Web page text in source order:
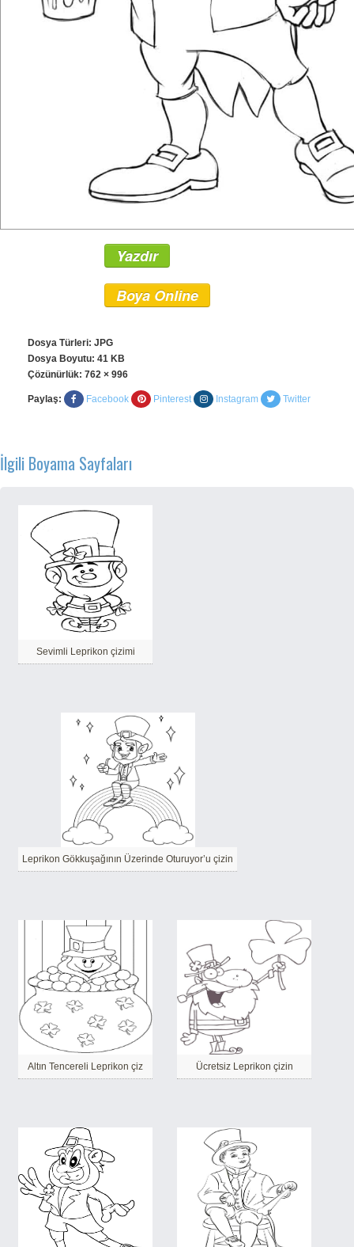
Yazdır
Boya Online
Dosya Türleri: JPG
Dosya Boyutu: 41 KB
Çözünürlük: 762 × 996
Paylaş: Facebook Pinterest Instagram Twitter
İlgili Boyama Sayfaları
Sevimli Leprikon çizimi
Leprikon Gökkuşağının Üzerinde Oturuyor’u çizin
Altın Tencereli Leprikon çiz Ücretsiz Leprikon çizin